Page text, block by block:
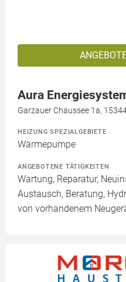
Aura
Garzauer Chaussee 1a,
HEIZUNG SPEZIALGEBIETE
Wärmepumpe
ANGEBOTENE TÄTIGKEITEN
Wartung, Reparatur,
Austausch, Beratung,
von vorhandenem